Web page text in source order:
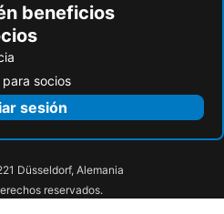
beneficios
socios
sesión
Düsseldorf, Alemania
reservados.